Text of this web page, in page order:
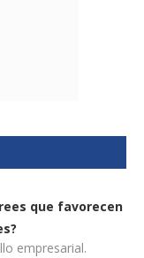
que favorecen
empresarial.